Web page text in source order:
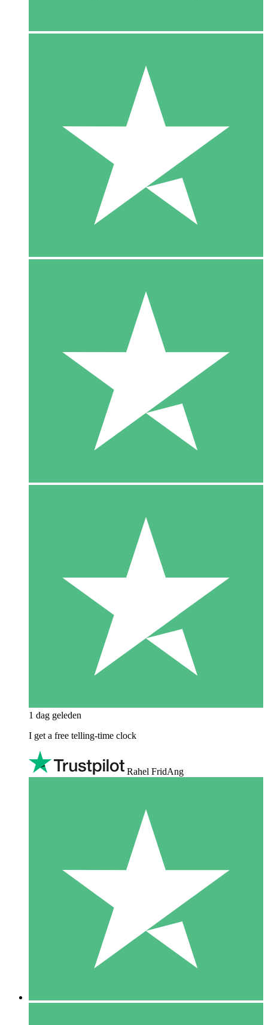
1 dag geleden
I get a free telling-time clock
Rahel FridAng